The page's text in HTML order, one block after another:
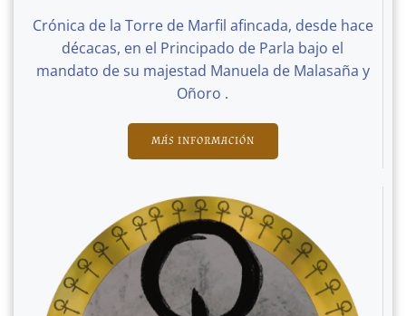
Crónica de la Torre de Marfil afincada, desde hace
décacas, en el Principado de Parla bajo el
mandato de su majestad Manuela de Malasaña y
Oñoro .
MÁS INFORMACIÓN